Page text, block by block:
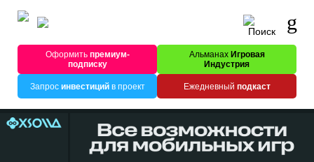
Оформитьпремиум-
подписку
Альманах Игровая
Индустрия
Запрос инвестицийв проект Ежедневный подкаст